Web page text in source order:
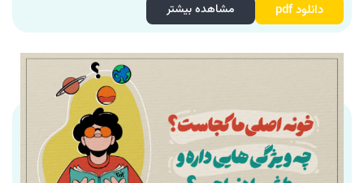
دانلود pdf مشاهده بیشتر